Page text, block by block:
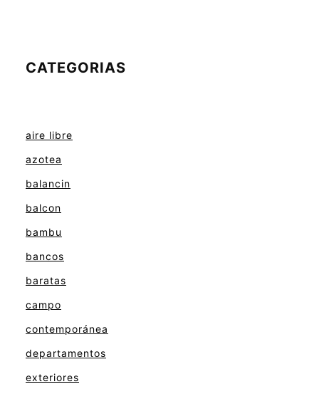
CATEGORIAS
aire libre
azotea
balancin
balcon
bambu
bancos
baratas
campo
contemporánea
departamentos
exteriores